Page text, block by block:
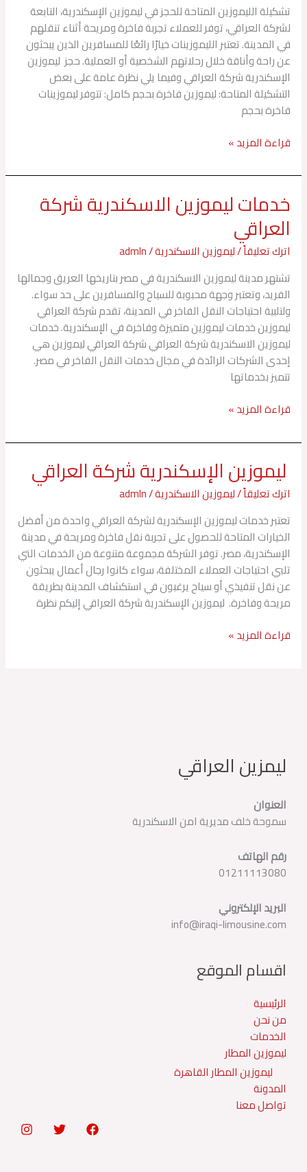
تشكيلة الليموزين المتاحة للحجز في ليموزين الإسكندرية، التابعة
لشركة العراقي، توفر للعملاء تجربة فاخرة ومريحة أثناء تنقلهم
في المدينة. تعتبر الليموزينات خيارًا رائعًا للمسافرين الذين يبحثون
عن راحة وأناقة خلال رحلاتهم الشخصية أو العملية. حجز ليموزين
الإسكندرية شركة العراقي وفيما يلي نظرة عامة على بعض
التشكيلة المتاحة: ليموزين فاخرة بحجم كامل: تتوفر ليموزينات
فاخرة بحجم
قراءة المزيد »
خدمات ليموزين الاسكندرية شركة
العراقي
اترك تعليقاً/ليموزين الاسكندرية/
admln
تشتهر مدينة ليموزين الاسكندرية في مصر بتاريخها العريق وجمالها
الفريد، وتعتبر وجهة محبوبة للسياح والمسافرين على حد سواء.
ولتلبية احتياجات النقل الفاخر في المدينة، تقدم شركة العراقي
ليموزين خدمات ليموزين متميزة وفاخرة في الإسكندرية. خدمات
ليموزين الاسكندرية شركة العراقي شركة العراقي ليموزين هي
إحدى الشركات الرائدة في مجال خدمات النقل الفاخر في مصر.
تتميز بخدماتها
خدمات
ليموزين
الاسكندرية
شركة
قراءة المزيد »
ليموزين الإسكندرية شركة العراقي
اترك تعليقاً/ليموزين الاسكندرية/
admln
تعتبر خدمات ليموزين الإسكندرية لشركة العراقي واحدة من أفضل
الخيارات المتاحة للحصول على تجربة نقل فاخرة ومريحة في مدينة
الإسكندرية، مصر. توفر الشركة مجموعة متنوعة من الخدمات التي
تلبي احتياجات العملاء المختلفة، سواء كانوا رجال أعمال يبحثون
عن نقل تنفيذي أو سياح يرغبون في استكشاف المدينة بطريقة
مريحة وفاخرة. ليموزين الإسكندرية شركة العراقي إليكم نظرة
ليموزين
الإسكندرية
شركة
العراقي
قراءة المزيد »
ليمزين العراقي
العنوان
سموحة خلف مديرية امن الاسكندرية
رقم الهاتف
01211113080
البريد الإلكتروني
info@iraqi-limousine.com
اقسام الموقع
الرئيسية
من نحن
الخدمات
ليموزين المطار
ليموزين المطار القاهرة
المدونة
تواصل معنا